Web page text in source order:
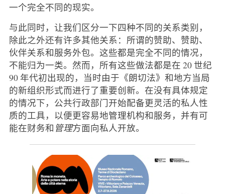
一个完全不同的现实。
与此同时，让我们区分一下四种不同的关系类别，
除此之外还有许多其他关系：所谓的赞助、赞助、
伙伴关系和服务外包。这些都是完全不同的情况，
不能归为一类。然而，所有这些做法都是在 20 世纪
90 年代初出现的，当时由于《朗切法》和地方当局
的新组织形式而进行了重要创新。在没有具体规定
的情况下，公共行政部门开始配备更灵活的私人性
质的工具，以便更容易地管理机构和服务，并有可
能在财务和 管理方面向私人开放。